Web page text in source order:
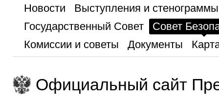
Новости
Выступления и стенограммы
Государственный Совет
Совет
Комиссии и советы
Документы
Официальный сайт